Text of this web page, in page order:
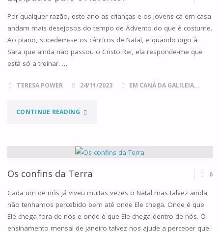
Por qualquer razão, este ano as crianças e os jovens cá em casa
andam mais desejosos do tempo de Advento do que é costume.
Ao piano, sucedem-se os cânticos de Natal, e quando digo à
Sara que ainda não passou o Cristo Rei, ela responde-me que
está só a treinar. …
TERESA POWER 24/11/2023 EM CANÁ DA GALILEIA...
CONTINUE READING"EQUIPADOS
O
ADVENTO?"
Os confins da Terra 6
Cada um de nós já viveu muitas vezes o Natal mas talvez ainda
não tenhamos percebido bem até onde Ele chega. Onde é que
Ele chega fora de nós e onde é que Ele chega dentro de nós. O
ensinamento mensal de janeiro talvez nos ajude a perceber que